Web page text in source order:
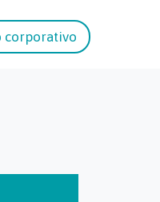
corporativo